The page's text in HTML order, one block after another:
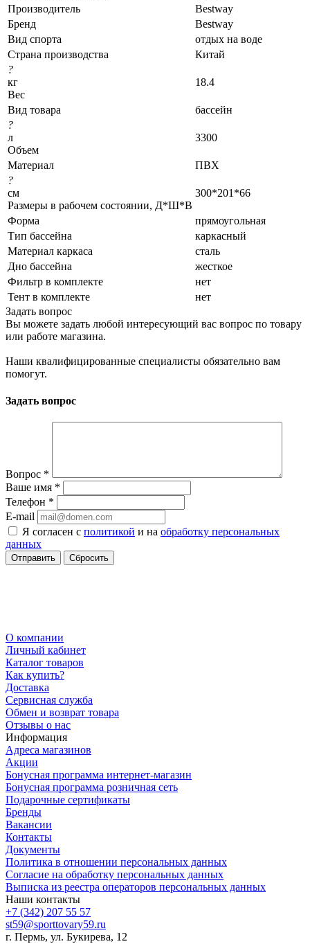
Производитель
Bestway
Бренд
Bestway
Вид спорта
отдых на воде
Страна производства
Китай
?
кг
Вес
18.4
Вид товара
бассейн
?
л
Объем
3300
Материал
ПВХ
?
см
Размеры в рабочем состоянии, Д*Ш*В
300*201*66
Форма
прямоугольная
Тип бассейна
каркасный
Материал каркаса
сталь
Дно бассейна
жесткое
Фильтр в комплекте
нет
Тент в комплекте
нет
Задать вопрос
Вы можете задать любой интересующий вас вопрос по товару
или работе магазина.
Наши квалифицированные специалисты обязательно вам
помогут.
Задать вопрос
Вопрос *
Ваше имя *
Телефон *
E-mail
Я согласен с политикой и на обработку персональных
данных
Сбросить
О компании
Личный кабинет
Каталог товаров
Как купить?
Доставка
Сервисная служба
Обмен и возврат товара
Отзывы о нас
Информация
Адреса магазинов
Акции
Бонусная программа интернет-магазин
Бонусная программа розничная сеть
Подарочные сертификаты
Бренды
Вакансии
Контакты
Документы
Политика в отношении персональных данных
Согласие на обработку персональных данных
Выписка из реестра операторов персональных данных
Наши контакты
+7 (342) 207 55 57
st59@sporttovary59.ru
г. Пермь, ул. Букирева, 12